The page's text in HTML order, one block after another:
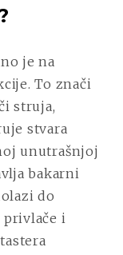
je na
To znači
struja,
stvara
unutrašnjoj
bakarni
do
privlače i